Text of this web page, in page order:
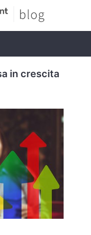
in crescita